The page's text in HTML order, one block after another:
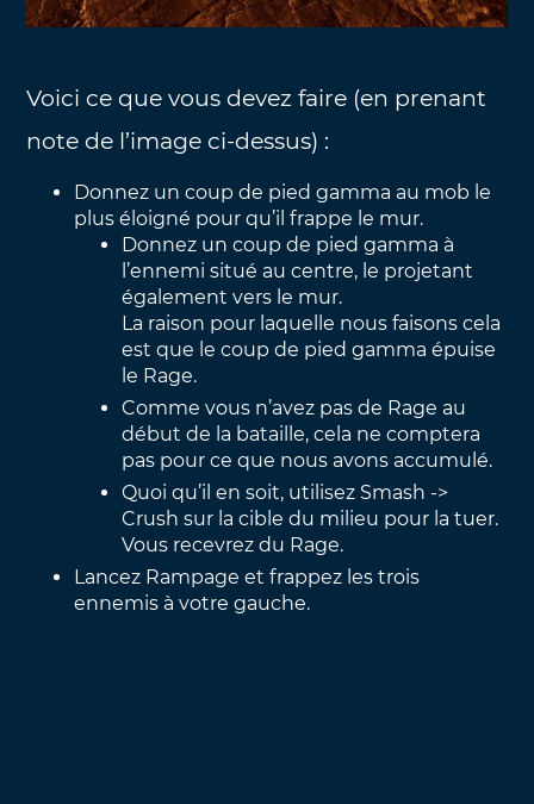
Voici ce que vous devez faire (en prenant
note de l’image ci-dessus) :
Donnez un coup de pied gamma au mob le
plus éloigné pour qu’il frappe le mur.
Donnez un coup de pied gamma à
l’ennemi situé au centre, le projetant
également vers le mur.
La raison pour laquelle nous faisons cela
est que le coup de pied gamma épuise
le Rage.
Comme vous n’avez pas de Rage au
début de la bataille, cela ne comptera
pas pour ce que nous avons accumulé.
Quoi qu’il en soit, utilisez Smash ->
Crush sur la cible du milieu pour la tuer.
Vous recevrez du Rage.
Lancez Rampage et frappez les trois
ennemis à votre gauche.